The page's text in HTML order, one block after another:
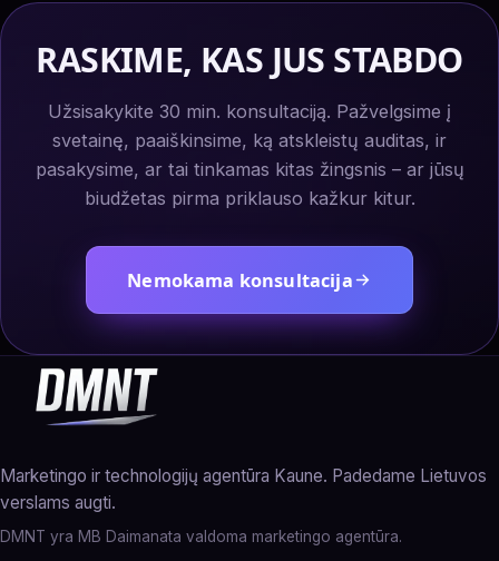
RASKIME, KAS JUS STABDO
Užsisakykite 30 min. konsultaciją. Pažvelgsime į
svetainę, paaiškinsime, ką atskleistų auditas, ir
pasakysime, ar tai tinkamas kitas žingsnis – ar jūsų
biudžetas pirma priklauso kažkur kitur.
Nemokama konsultacija
Marketingo ir technologijų agentūra Kaune. Padedame Lietuvos
verslams augti.
DMNT yra MB Daimanata valdoma marketingo agentūra.